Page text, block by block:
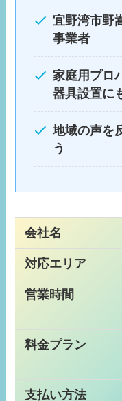
宜野湾市野
事業者
家庭用プロ
器具設置に
地域の声を
う
会社名
対応エリア
営業時間
料金プラン
支払い方法